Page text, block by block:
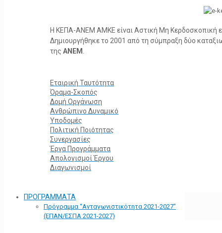
Η ΚΕΠΑ-ΑΝΕΜ ΑΜΚΕ είναι Αστική Μη Κερδοσκοπική
Δημιουργήθηκε το 2001 από τη σύμπραξη δύο
της ΑΝΕΜ
Εταιρική Ταυτότητα
Όραμα-Σκοπός
Δομή Οργάνωση
Ανθρώπινο Δυναμικό
Υποδομές
Πολιτική Ποιότητας
Συνεργασίες
Έργα Προγράμματα
Απολογισμοί Έργου
Διαγωνισμοί
ΠΡΟΓΡΑΜΜΑΤΑ
Πρόγραμμα “Ανταγωνιστικότητα 2021-2027”
(ΕΠΑΝ/ΕΣΠΑ 2021-2027)